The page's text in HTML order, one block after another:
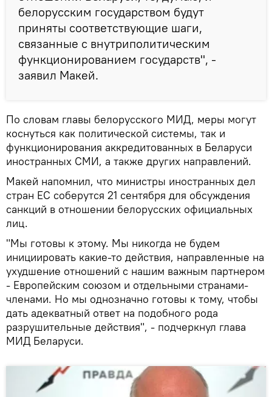
белорусским государством будут
приняты соответствующие шаги,
связанные с внутриполитическим
функционированием государств", -
заявил Макей.
По словам главы белорусского МИД, меры могут
коснуться как политической системы, так и
функционирования аккредитованных в Беларуси
иностранных СМИ, а также других направлений.
Макей напомнил, что министры иностранных дел
стран ЕС соберутся 21 сентября для обсуждения
санкций в отношении белорусских официальных
лиц.
"Мы готовы к этому. Мы никогда не будем
инициировать какие-то действия, направленные на
ухудшение отношений с нашим важным партнером
- Европейским союзом и отдельными странами-
членами. Но мы однозначно готовы к тому, чтобы
дать адекватный ответ на подобного рода
разрушительные действия", - подчеркнул глава
МИД Беларуси.